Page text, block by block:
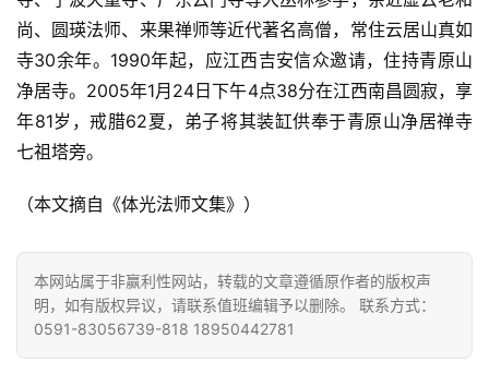
公
益
慈
善
佛
人
寺
院
登录
尚、圆瑛法师、来果禅师等近代著名高僧，常住云居山真如
寺30余年。1990年起，应江西吉安信众邀请，住持青原山
净居寺。2005年1月24日下午4点38分在江西南昌圆寂，享
年81岁，戒腊62夏，弟子将其装缸供奉于青原山净居禅寺
七祖塔旁。
（本文摘自《体光法师文集》）
本网站属于非赢利性网站，转载的文章遵循原作者的版权声
明，如有版权异议，请联系值班编辑予以删除。 联系方式：
0591-83056739-818 18950442781